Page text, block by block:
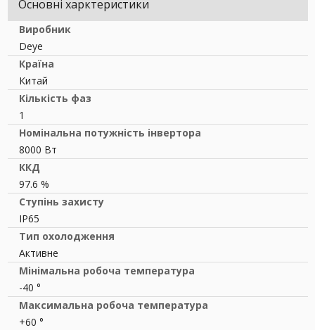
Основні харктеристики
Виробник
Deye
Країна
Китай
Кількість фаз
1
Номінальна потужність інвертора
8000 Вт
ККД
97.6 %
Ступінь захисту
IP65
Тип охолодження
Активне
Мінімальна робоча температура
-40 °
Максимальна робоча температура
+60 °